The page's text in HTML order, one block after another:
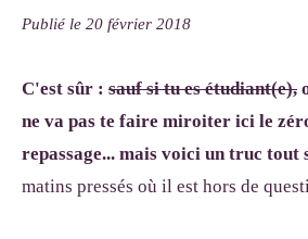
Publié le 20 février 2018
C'est sûr : sauf si tu es étudiant(e),
ne va pas te faire miroiter ici le
repassage... mais voici un truc
matins pressés où il est hors de